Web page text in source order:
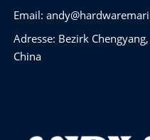
Email:
Adresse: Bezirk
China